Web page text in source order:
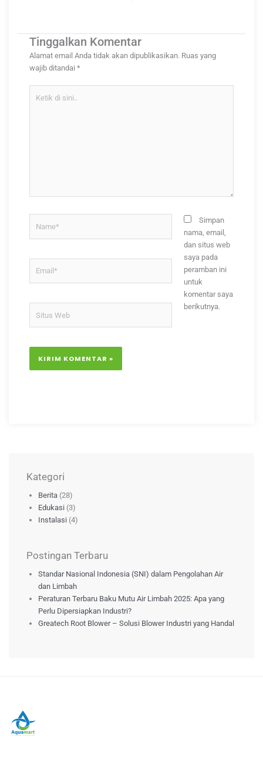
Tinggalkan Komentar
Alamat email Anda tidak akan dipublikasikan. Ruas yang
wajib ditandai *
Web
Simpan
nama, email,
dan situs web
saya pada
peramban ini
untuk
komentar saya
berikutnya.
Kategori
Berita (28)
Edukasi (3)
Instalasi (4)
Postingan Terbaru
Standar Nasional Indonesia (SNI) dalam Pengolahan Air
dan Limbah
Peraturan Terbaru Baku Mutu Air Limbah 2025: Apa yang
Perlu Dipersiapkan Industri?
Greatech Root Blower – Solusi Blower Industri yang Handal